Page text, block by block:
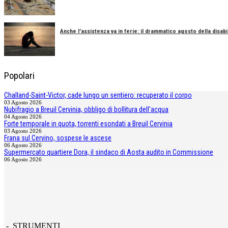
Anche l'assistenza va in ferie: il drammatico agosto della
Popolari
Challand-Saint-Victor, cade lungo un sentiero: recuperato il corpo
03 Agosto 2026
Nubifragio a Breuil Cervinia, obbligo di bollitura dell'acqua
04 Agosto 2026
Forte temporale in quota, torrenti esondati a Breuil Cervinia
03 Agosto 2026
Frana sul Cervino, sospese le ascese
06 Agosto 2026
Supermercato quartiere Dora, il sindaco di Aosta audito in Commissione
06 Agosto 2026
- STRUMENTI